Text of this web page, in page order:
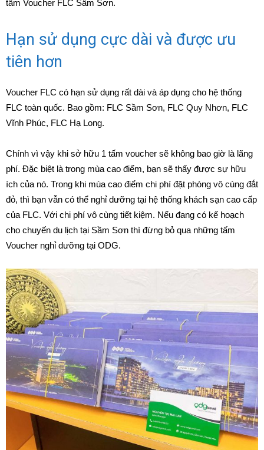
tấm Voucher FLC Sầm Sơn.
Hạn sử dụng cực dài và được ưu
tiên hơn
Voucher FLC có hạn sử dụng rất dài và áp dụng cho hệ thống
FLC toàn quốc. Bao gồm: FLC Sầm Sơn, FLC Quy Nhơn, FLC
Vĩnh Phúc, FLC Hạ Long.
Chính vì vậy khi sở hữu 1 tấm voucher sẽ không bao giờ là lãng
phí. Đặc biệt là trong mùa cao điểm, bạn sẽ thấy được sự hữu
ích của nó. Trong khi mùa cao điểm chi phí đặt phòng vô cùng đắt
đỏ, thì bạn vẫn có thể nghỉ dưỡng tại hệ thống khách sạn cao cấp
của FLC. Với chi phí vô cùng tiết kiệm. Nếu đang có kế hoạch
cho chuyến du lịch tại Sầm Sơn thì đừng bỏ qua những tấm
Voucher nghỉ dưỡng tại ODG.